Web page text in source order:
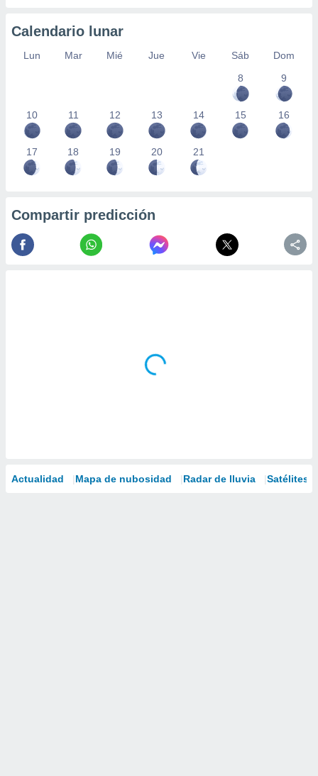
Calendario lunar
Lun Mar Mié Jue Vie Sáb
Dom
8
9
10 11 12 13 14 15 16
17 18 19 20 21
Compartir predicción
Actualidad Mapa de nubosidad Radar de lluvia Satélites